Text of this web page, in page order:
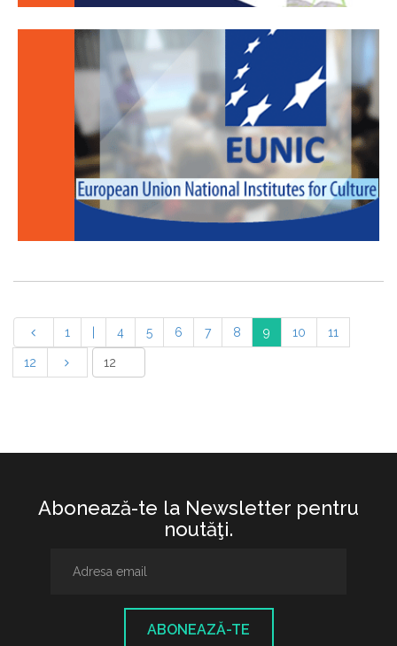
1 4 5 6 7 8 9 10 11
12
Abonează-te la Newsletter pentru
noutăţi.
ABONEAZĂ-TE